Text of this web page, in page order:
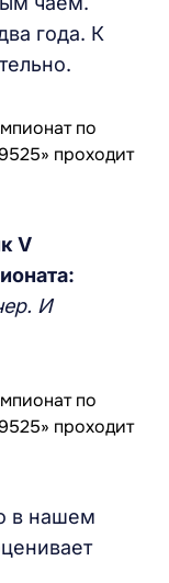
года. К
V
И
в нашем